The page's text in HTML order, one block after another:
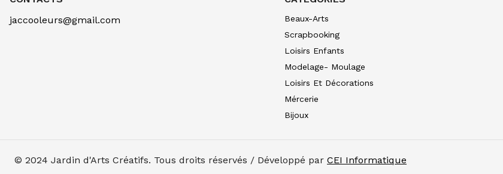
jaccooleurs@gmail.com
Beaux-Arts
Scrapbooking
Loisirs Enfants
Modelage- Moulage
Loisirs Et Décorations
Mércerie
Bijoux
© 2024 Jardin d'Arts Créatifs. Tous droits réservés / Développé par CEI Informatique